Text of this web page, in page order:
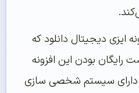
ایزی دیجیتال دانلود که
بودن این افزونه
دارای سیستم شخصی سازی